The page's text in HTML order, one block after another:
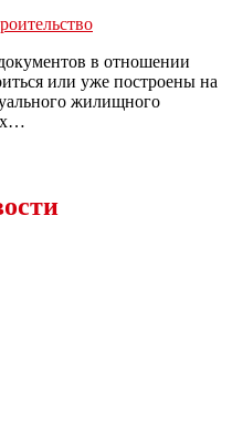
в отношении
или уже построены на
жилищного